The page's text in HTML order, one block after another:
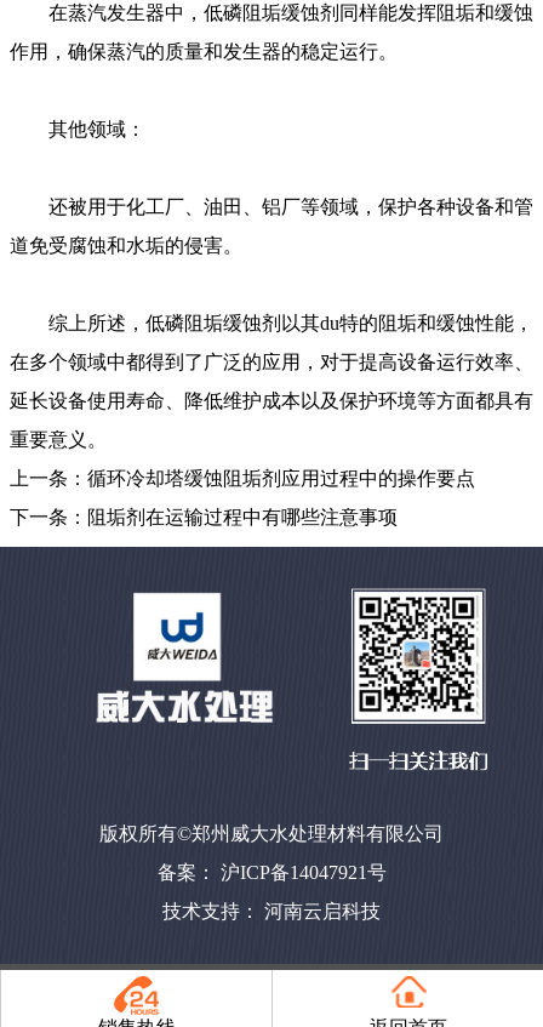
在蒸汽发生器中，低磷阻垢缓蚀剂同样能发挥阻垢和缓蚀
作用，确保蒸汽的质量和发生器的稳定运行。
其他领域：
还被用于化工厂、油田、铝厂等领域，保护各种设备和管
道免受腐蚀和水垢的侵害。
综上所述，低磷阻垢缓蚀剂以其du特的阻垢和缓蚀性能，
在多个领域中都得到了广泛的应用，对于提高设备运行效率、
延长设备使用寿命、降低维护成本以及保护环境等方面都具有
重要意义。
上一条： 循环冷却塔缓蚀阻垢剂应用过程中的操作要点
下一条： 阻垢剂在运输过程中有哪些注意事项
版权所有©郑州威大水处理材料有限公司
备案： 沪ICP备14047921号
技术支持： 河南云启科技